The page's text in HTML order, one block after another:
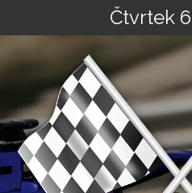
na
Čtvrtek